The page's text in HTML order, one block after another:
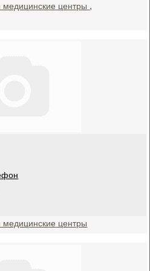
медицинские центры ,
медицинские центры